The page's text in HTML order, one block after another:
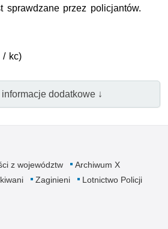
sprawdzane przez policjantów.
/ kc)
informacje dodatkowe ↓
z województw
Archiwum X
Zaginieni
Lotnictwo Policji